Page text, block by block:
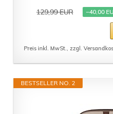
129,99 EUR −40,00
Preis inkl. MwSt., zzgl.
BESTSELLER NO. 2